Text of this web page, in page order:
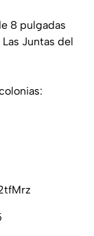
8 pulgadas
Juntas del